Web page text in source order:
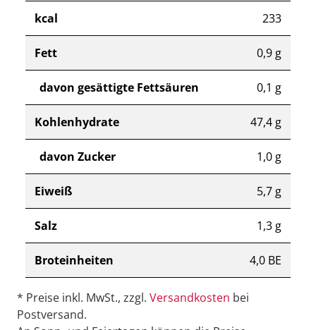
kcal 233
Fett 0,9 g
davon gesättigte Fettsäuren 0,1 g
Kohlenhydrate 47,4 g
davon Zucker 1,0 g
Eiweiß 5,7 g
Salz 1,3 g
Broteinheiten 4,0 BE
* Preise inkl. MwSt., zzgl. Versandkosten bei
Postversand.